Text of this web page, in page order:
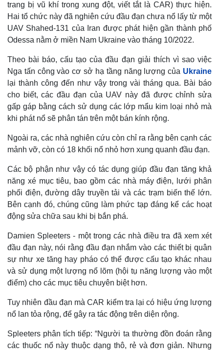
Thế giới
Quan sát
Cuộc sống đó đây
Hồ sơ
Multimedia
Video
Ảnh
E-Magazine
trang bị vũ khí trong xung đột, viết tắt là CAR) thực hiện.
Hai tổ chức này đã nghiên cứu đầu đạn chưa nổ lấy từ một
UAV Shahed-131 của Iran được phát hiện gần thành phố
Odessa nằm ở miền Nam Ukraine vào tháng 10/2022.
Theo bài báo, cấu tạo của đầu đạn giải thích vì sao việc
Nga tấn công vào cơ sở hạ tầng năng lượng của Ukraine
lại thành công đến như vậy trong vài tháng qua. Bài báo
cho biết, các đầu đạn của UAV này đã được chỉnh sửa
gấp gáp bằng cách sử dụng các lớp mẩu kim loại nhỏ mà
khi phát nổ sẽ phân tán trên một bán kính rộng.
Ngoài ra, các nhà nghiên cứu còn chỉ ra rằng bên cạnh các
mảnh vỡ, còn có 18 khối nổ nhỏ hơn xung quanh đầu đạn.
Các bộ phận như vậy có tác dụng giúp đầu đạn tăng khả
năng xé mục tiêu, bao gồm các nhà máy điện, lưới phân
phối điện, đường dây truyền tải và các trạm biến thế lớn.
Bên cạnh đó, chúng cũng làm phức tạp đáng kể các hoạt
động sửa chữa sau khi bị bắn phá.
Damien Spleeters - một trong các nhà điều tra đã xem xét
đầu đạn này, nói rằng đầu đạn nhắm vào các thiết bị quân
sự như xe tăng hay pháo có thể được cấu tạo khác nhau
và sử dụng một lượng nổ lõm (hội tụ năng lượng vào một
điểm) cho các mục tiêu chuyên biệt hơn.
Tuy nhiên đầu đạn mà CAR kiểm tra lại có hiệu ứng lượng
nổ lan tỏa rộng, để gây ra tác động trên diện rộng.
Spleeters phân tích tiếp: “Người ta thường đồn đoán rằng
các thuốc nổ này thuộc dạng thô, rẻ và đơn giản. Nhưng